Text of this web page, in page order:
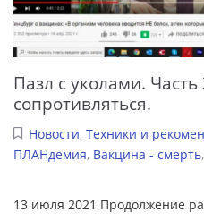
Пазл с уколами. Часть
сопротивляться.
Новости, Техники и
ПЛАНдемия, Вакцина - смерть,
13 июля 2021 Продолжение